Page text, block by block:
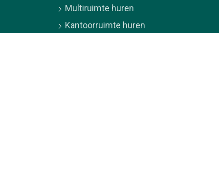
Multiruimte huren
Kantoorruimte huren